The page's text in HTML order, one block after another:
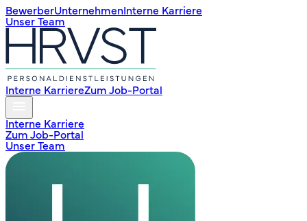
BewerberUnternehmen Interne Karriere
Unser Team
Interne KarriereZum Job-Portal
Interne Karriere
Zum Job-Portal
Unser Team